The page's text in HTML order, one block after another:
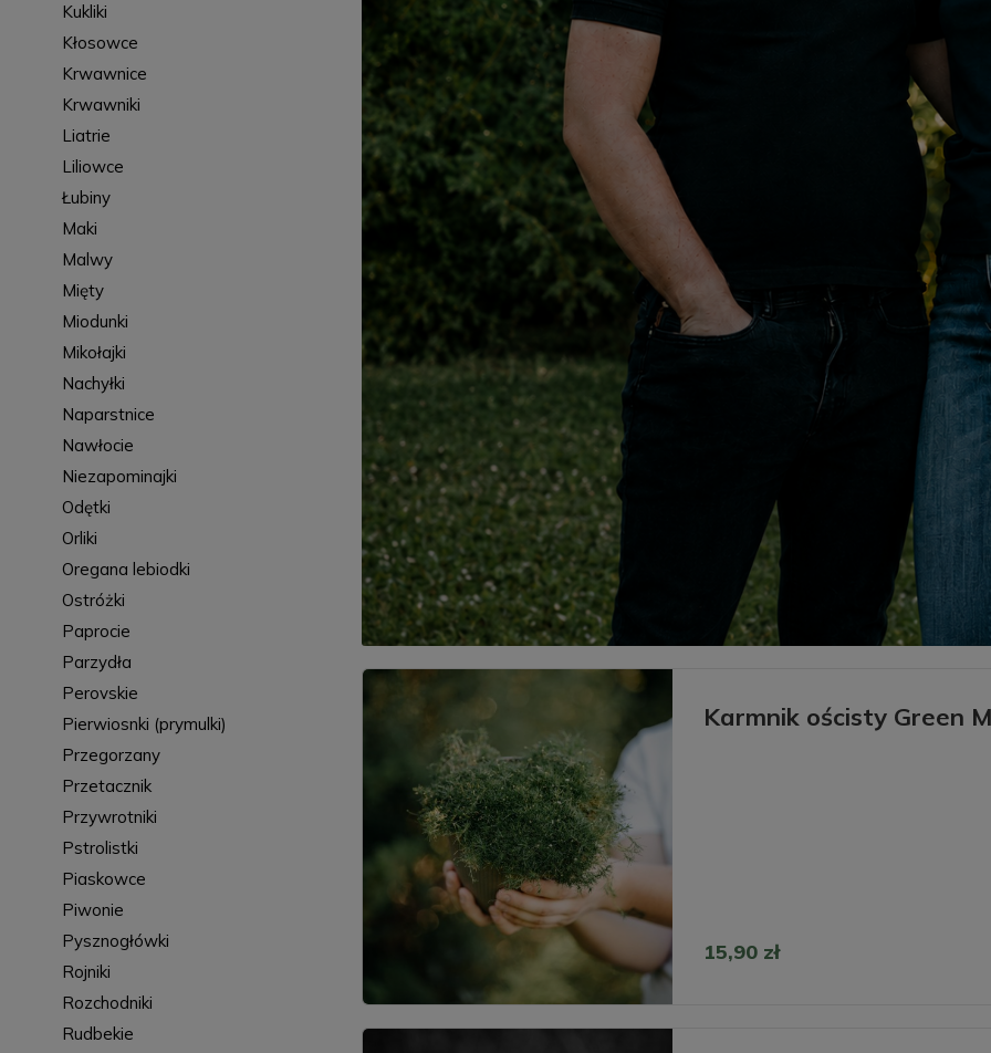
Kukliki
Kłosowce
Krwawnice
Krwawniki
Liatrie
Liliowce
Łubiny
Maki
Malwy
Mięty
Miodunki
Mikołajki
Nachyłki
Naparstnice
Nawłocie
Niezapominajki
Odętki
Orliki
Oregana lebiodki
Ostróżki
Paprocie
Parzydła
Perovskie
Pierwiosnki (prymulki)
Przegorzany
Przetacznik
Przywrotniki
Pstrolistki
Piaskowce
Piwonie
Pysznogłówki
Rojniki
Rozchodniki
Rudbekie
Karmnik ościsty Green
15,90 zł